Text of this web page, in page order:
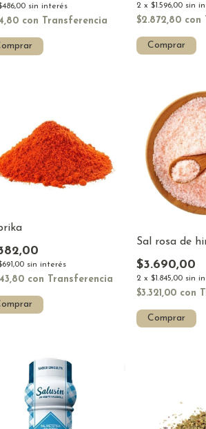
sin interés
con Transferencia
2 x$1.596,00 sin
$2.872,80 con
Comprar
sin interés
con Transferencia
Sal rosa de
$3.690,00
2 x$1.845,00 sin
$3.321,00 con
Comprar